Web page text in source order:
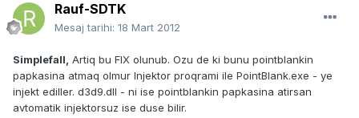
Rauf-SDTK
Mesaj tarihi: 18 Mart 2012
Simplefall, Artiq bu FIX olunub. Ozu de ki bunu pointblankin
papkasina atmaq olmur Injektor proqrami ile PointBlank.exe - ye
injekt ediller. d3d9.dll - ni ise pointblankin papkasina atirsan
avtomatik injektorsuz ise duse bilir.